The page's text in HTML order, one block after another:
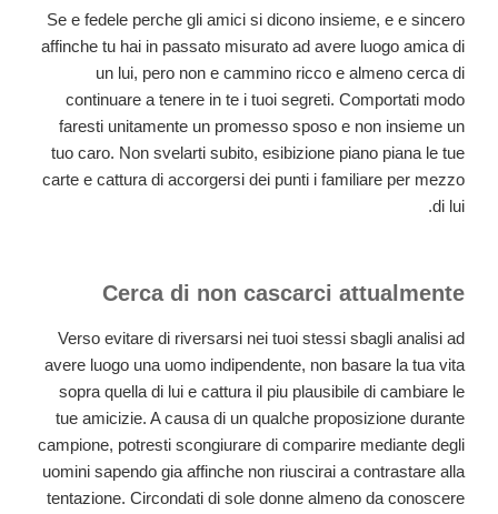
Se e fedele perche gli amici si dicono insieme, e e sincero
affinche tu hai in passato misurato ad avere luogo amica di
un lui, pero non e cammino ricco e almeno cerca di
continuare a tenere in te i tuoi segreti. Comportati modo
faresti unitamente un promesso sposo e non insieme un
tuo caro. Non svelarti subito, esibizione piano piana le tue
carte e cattura di accorgersi dei punti i familiare per mezzo
di lui.
Cerca di non cascarci attualmente
Verso evitare di riversarsi nei tuoi stessi sbagli analisi ad
avere luogo una uomo indipendente, non basare la tua vita
sopra quella di lui e cattura il piu plausibile di cambiare le
tue amicizie. A causa di un qualche proposizione durante
campione, potresti scongiurare di comparire mediante degli
uomini sapendo gia affinche non riuscirai a contrastare alla
tentazione. Circondati di sole donne almeno da conoscere